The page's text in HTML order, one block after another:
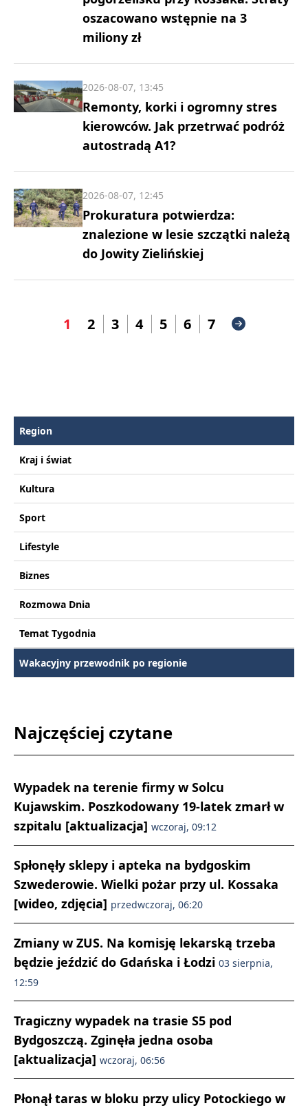
oszacowano wstępnie na 3
miliony zł
Remonty, korki i ogromny stres
kierowców. Jak przetrwać podróż
autostradą A1?
2026-08-07, 13:45
Prokuratura potwierdza:
znalezione w lesie szczątki należą
do Jowity Zielińskiej
2026-08-07, 12:45
1 2 3 4 5 6 7
Region
Kraj i świat
Kultura
Sport
Lifestyle
Biznes
Rozmowa Dnia
Temat Tygodnia
Wakacyjny przewodnik po regionie
Najczęściej czytane
Wypadek na terenie firmy w Solcu
Kujawskim. Poszkodowany 19-latek zmarł w
szpitalu [aktualizacja] wczoraj, 09:12
Spłonęły sklepy i apteka na bydgoskim
Szwederowie. Wielki pożar przy ul. Kossaka
[wideo, zdjęcia] przedwczoraj, 06:20
Zmiany w ZUS. Na komisję lekarską trzeba
będzie jeździć do Gdańska i Łodzi 03 sierpnia,
12:59
Tragiczny wypadek na trasie S5 pod
Bydgoszczą. Zginęła jedna osoba
[aktualizacja] wczoraj, 06:56
Płonął taras w bloku przy ulicy Potockiego w